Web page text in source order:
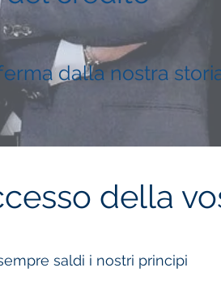
dalla nostra
della
saldi i nostri principi